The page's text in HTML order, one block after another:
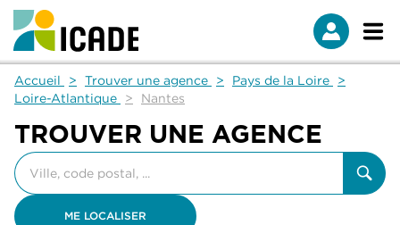
Accueil Trouver une agence
Pays de la Loire
Loire-Atlantique
Nantes
TROUVER UNE AGENCE
Veuillez
renseigner
une
adresse
ME LOCALISER